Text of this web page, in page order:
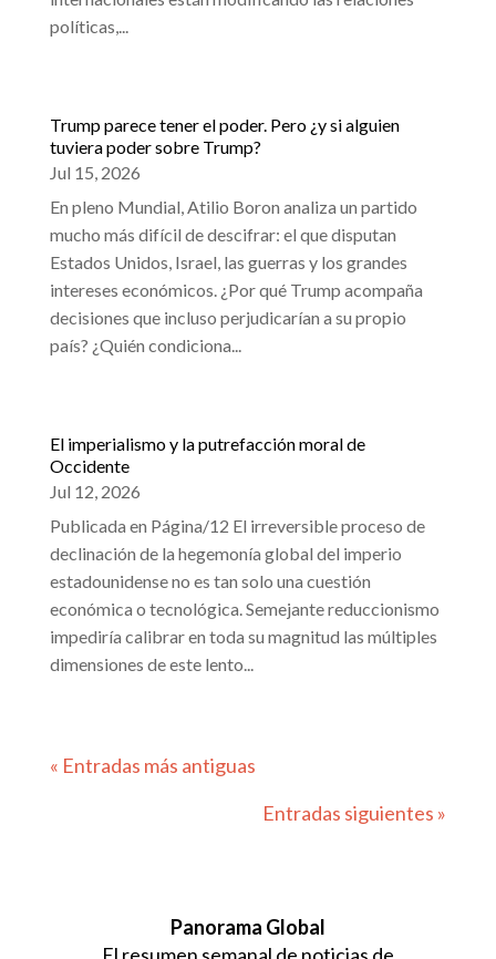
políticas,...
Trump parece tener el poder. Pero ¿y si alguien
tuviera poder sobre Trump?
Jul 15, 2026
En pleno Mundial, Atilio Boron analiza un partido
mucho más difícil de descifrar: el que disputan
Estados Unidos, Israel, las guerras y los grandes
intereses económicos. ¿Por qué Trump acompaña
decisiones que incluso perjudicarían a su propio
país? ¿Quién condiciona...
El imperialismo y la putrefacción moral de
Occidente
Jul 12, 2026
Publicada en Página/12 El irreversible proceso de
declinación de la hegemonía global del imperio
estadounidense no es tan solo una cuestión
económica o tecnológica. Semejante reduccionismo
impediría calibrar en toda su magnitud las múltiples
dimensiones de este lento...
« Entradas más antiguas
Entradas siguientes »
Panorama Global